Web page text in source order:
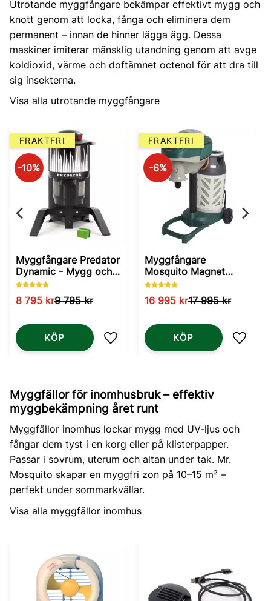
Utrotande myggfångare bekämpar effektivt mygg och
knott genom att locka, fånga och eliminera dem
permanent – innan de hinner lägga ägg. Dessa
maskiner imiterar mänsklig utandning genom att avge
koldioxid, värme och doftämnet octenol för att dra till
sig insekterna.
Visa alla utrotande myggfångare
Myggfångare Predator
Dynamic - Mygg och
Knott
8 795kr9 795kr
10%
FRAKTFRI
Lägg till i favoriter
KÖP
Myggfångare
Mosquito Magnet
Executive
16 995kr17 995kr
6%
FRAKTFRI
Lägg
KÖP
Myggfällor för inomhusbruk – effektiv
myggbekämpning året runt
Myggfällor inomhus lockar mygg med UV-ljus och
fångar dem tyst i en korg eller på klisterpapper.
Passar i sovrum, uterum och altan under tak. Mr.
Mosquito skapar en myggfri zon på 10–15 m² –
perfekt under sommarkvällar.
Visa alla myggfällor inomhus